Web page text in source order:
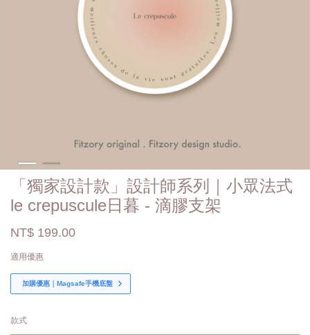
「獨家設計款」設計師系列｜小眾法式
le crepuscule日暮 - 滴膠支架
NT$ 199.00
適用優惠
加購優惠｜Magsafe手機底盤
款式